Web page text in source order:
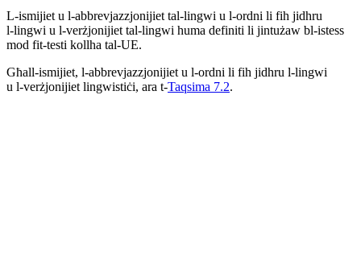
L-ismijiet u l‑abbrevjazzjonijiet tal-lingwi u l‑ordni li fih jidhru
l‑lingwi u l‑verżjonijiet tal-lingwi huma definiti li jintużaw bl‑istess
mod fit-testi kollha tal-UE.
Għall-ismijiet, l‑abbrevjazzjonijiet u l‑ordni li fih jidhru l‑lingwi
u l‑verżjonijiet lingwistiċi, ara t‑Taqsima 7.2.